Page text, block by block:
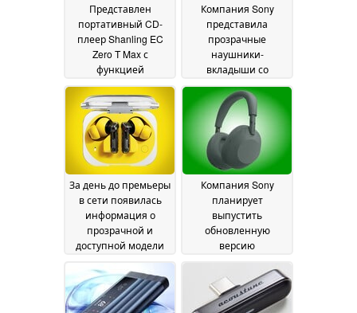
Представлен
портативный CD-
плеер Shanling EC
Zero T Max с
функцией
копирования CD,
двумя вакуумными
лампами,
симметричным
выходом 4,4 мм,
Bluetooth 5.3 и
мощным усилителем
для наушников23 July
2026
Компания Sony
представила
прозрачные
наушники-
вкладыши со
съемным кабелем по
цене 119 долларов
July 2026
За день до премьеры
в сети появилась
информация о
прозрачной и
доступной модели
поддержкой Sony
LDAC06 July 2026
Компания Sony
планирует
выпустить
обновленную
версию
беспроводных
накладных
наушников WH-
1000XM605 July 2026